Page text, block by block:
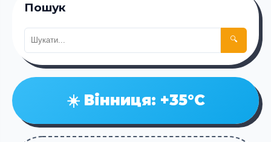
Пошук
🔍
☀️ Вінниця: +35°C